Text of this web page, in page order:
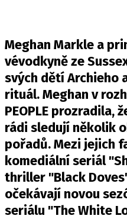
OSOBNÍ
Provozovatelem
INCORP MEDIA
Meghan Markle a
vévodkyně ze
svých dětí Archieho
rituál. Meghan v
PEOPLE prozradila,
rádi sledují několik
pořadů. Mezi jejich
komediální seriál
thriller "Black
očekávají novou
seriálu "The White